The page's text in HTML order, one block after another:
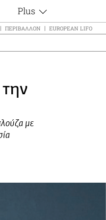
Plus
Θέματα
Videos
Εξομολογήσεις
Απώλειες
ΠΕΡΙΒΆΛΛΟΝ EUROPEAN LIFO
με